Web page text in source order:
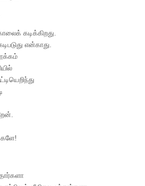
கடிக்கிறது.
என்காது.